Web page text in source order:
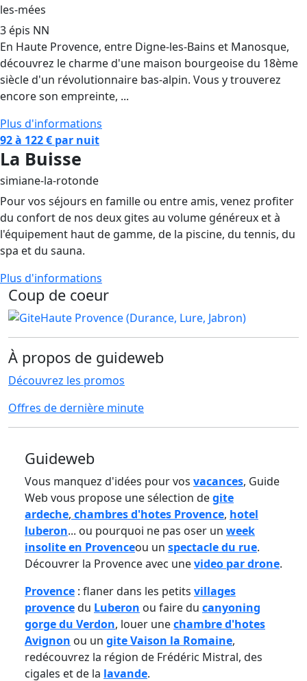
les-mées
3 épis NN
En Haute Provence, entre Digne-les-Bains et Manosque,
découvrez le charme d'une maison bourgeoise du 18ème
siècle d'un révolutionnaire bas-alpin. Vous y trouverez
encore son empreinte, ...
Plus d'informations
92 à 122 € par nuit
La Buisse
simiane-la-rotonde
Pour vos séjours en famille ou entre amis, venez profiter
du confort de nos deux gites au volume généreux et à
l'équipement haut de gamme, de la piscine, du tennis, du
spa et du sauna.
Plus d'informations
Coup de coeur
Campagne du Barri
À propos de guideweb
Découvrez les promos
Offres de dernière minute
Guideweb
Vous manquez d'idées pour vos vacances, Guide
Web vous propose une sélection degite
ardeche, chambres d'hotes Provence, hotel
luberon... ou pourquoi ne pas oser un week
insolite en Provenceou un spectacle du rue.
Découvrer la Provence avec unevideo par drone.
Provence : flaner dans les petits villages
provencedu Luberon ou faire du canyoning
gorge du Verdon, louer unechambre d'hotes
Avignon ou un gite Vaison la Romaine,
redécouvrez la région de Frédéric Mistral, des
cigales et de la lavande.